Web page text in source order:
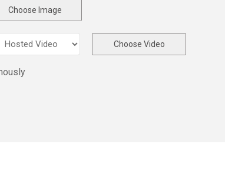
Choose Image
Choose Video